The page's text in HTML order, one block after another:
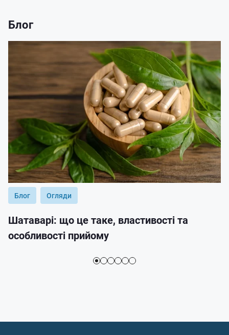
Блог
Блог Огляди
Шатаварі: що це таке, властивості та
особливості прийому